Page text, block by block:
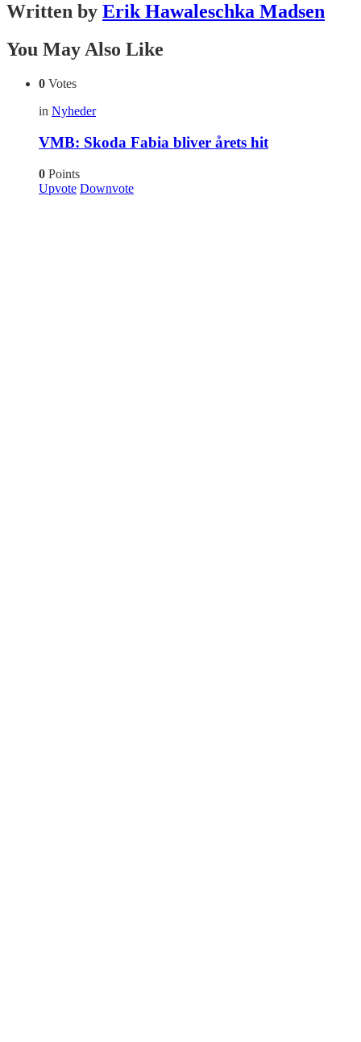
Written by Erik Hawaleschka Madsen
You May Also Like
0 Votes
in Nyheder
VMB: Skoda Fabia bliver årets hit
0 Points
Upvote Downvote